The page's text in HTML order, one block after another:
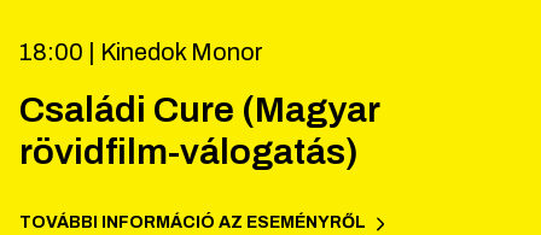
18:00 | Kinedok Monor
Családi Cure (Magyar
rövidfilm-válogatás)
TOVÁBBI INFORMÁCIÓ AZ ESEMÉNYRŐL